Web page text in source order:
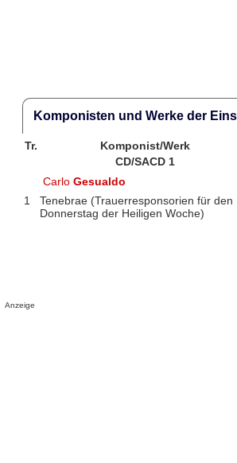
Komponisten und Werke der
Tr. Komponist/Werk
CD/SACD 1
CarloGesualdo
1
Tenebrae (Trauerresponsorien für den
Donnerstag der Heiligen Woche)
Anzeige